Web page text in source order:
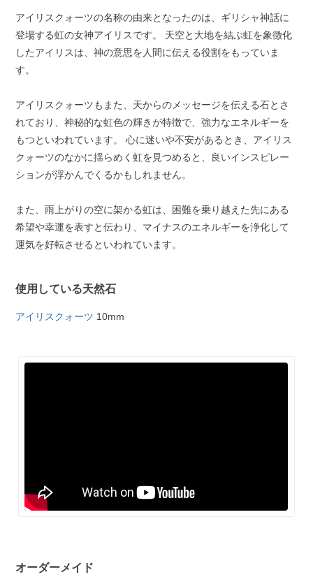
アイリスクォーツの名称の由来となったのは、ギリシャ神話に
登場する虹の女神アイリスです。 天空と大地を結ぶ虹を象徴化
したアイリスは、神の意思を人間に伝える役割をもっていま
す。
アイリスクォーツもまた、天からのメッセージを伝える石とさ
れており、神秘的な虹色の輝きが特徴で、強力なエネルギーを
もつといわれています。 心に迷いや不安があるとき、アイリス
クォーツのなかに揺らめく虹を見つめると、良いインスピレー
ションが浮かんでくるかもしれません。
また、雨上がりの空に架かる虹は、困難を乗り越えた先にある
希望や幸運を表すと伝わり、マイナスのエネルギーを浄化して
運気を好転させるといわれています。
使用している天然石
アイリスクォーツ 10mm
オーダーメイド